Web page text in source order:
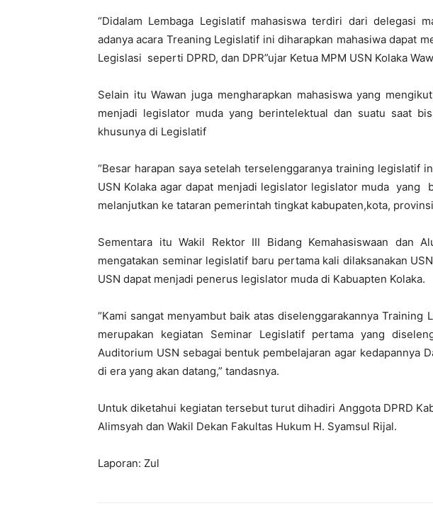
“Didalam Lembaga Legislatif mahasiswa terdiri dari delegasi
adanya acara Treaning Legislatif ini diharapkan mahasiwa dapat
Legislasi seperti DPRD, dan DPR”ujar Ketua MPM USN Kolaka
Selain itu Wawan juga mengharapkan mahasiswa yang
menjadi legislator muda yang berintelektual dan suatu saat
khusunya di Legislatif
“Besar harapan saya setelah terselenggaranya training legislatif
USN Kolaka agar dapat menjadi legislator legislator muda yang
melanjutkan ke tataran pemerintah tingkat kabupaten,kota, provinsi
Sementara itu Wakil Rektor III Bidang Kemahasiswaan dan
mengatakan seminar legislatif baru pertama kali dilaksanakan
USN dapat menjadi penerus legislator muda di Kabuapten Kolaka.
“Kami sangat menyambut baik atas diselenggarakannya Training
merupakan kegiatan Seminar Legislatif pertama yang
Auditorium USN sebagai bentuk pembelajaran agar kedapannya
di era yang akan datang,” tandasnya.
Untuk diketahui kegiatan tersebut turut dihadiri Anggota DPRD
Alimsyah dan Wakil Dekan Fakultas Hukum H. Syamsul Rijal.
Laporan: Zul